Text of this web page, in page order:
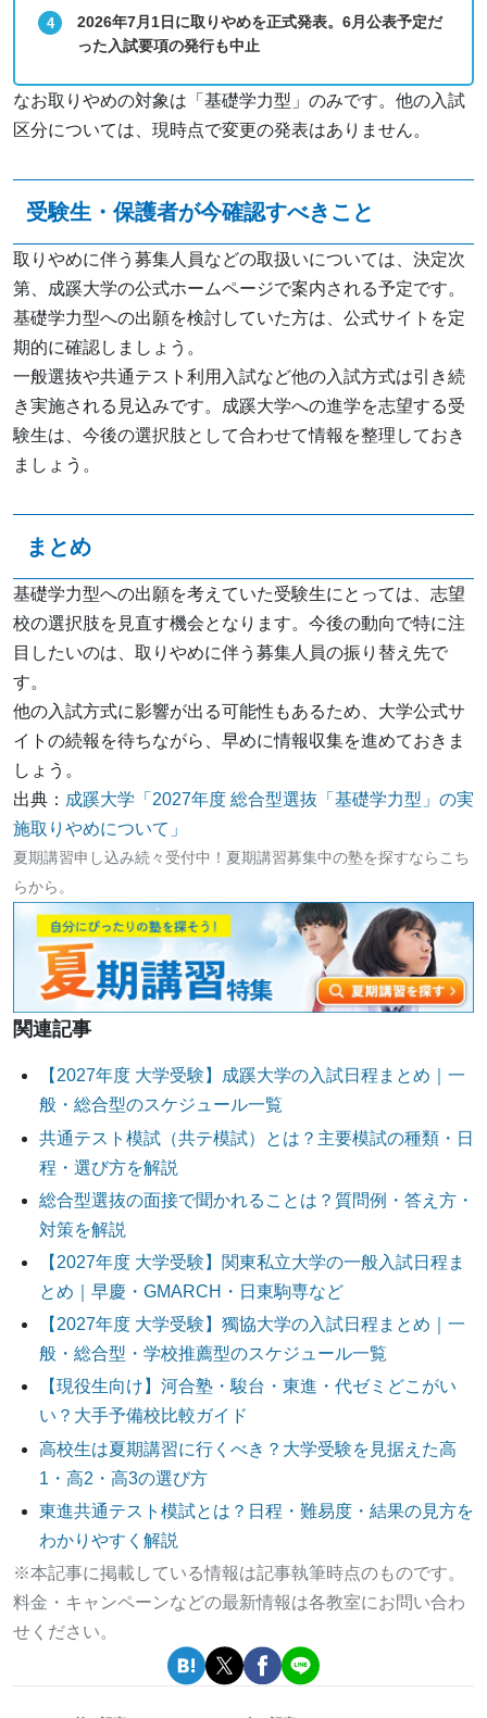
2026年7月1日に取りやめを正式発表。6月公表予定だ
った入試要項の発行も中止
なお取りやめの対象は「基礎学力型」のみです。他の入試
区分については、現時点で変更の発表はありません。
受験生・保護者が今確認すべきこと
取りやめに伴う募集人員などの取扱いについては、決定次
第、成蹊大学の公式ホームページで案内される予定です。
基礎学力型への出願を検討していた方は、公式サイトを定
期的に確認しましょう。
一般選抜や共通テスト利用入試など他の入試方式は引き続
き実施される見込みです。成蹊大学への進学を志望する受
験生は、今後の選択肢として合わせて情報を整理しておき
ましょう。
まとめ
基礎学力型への出願を考えていた受験生にとっては、志望
校の選択肢を見直す機会となります。今後の動向で特に注
目したいのは、取りやめに伴う募集人員の振り替え先で
す。
他の入試方式に影響が出る可能性もあるため、大学公式サ
イトの続報を待ちながら、早めに情報収集を進めておきま
しょう。
出典： 成蹊大学「2027年度 総合型選抜「基礎学力型」の実
施取りやめについて」
夏期講習申し込み続々受付中！夏期講習募集中の塾を探すならこち
らから。
関連記事
【2027年度 大学受験】成蹊大学の入試日程まとめ｜一
般・総合型のスケジュール一覧
共通テスト模試（共テ模試）とは？主要模試の種類・日
程・選び方を解説
総合型選抜の面接で聞かれることは？質問例・答え方・
対策を解説
【2027年度 大学受験】関東私立大学の一般入試日程ま
とめ｜早慶・GMARCH・日東駒専など
【2027年度 大学受験】獨協大学の入試日程まとめ｜一
般・総合型・学校推薦型のスケジュール一覧
【現役生向け】河合塾・駿台・東進・代ゼミどこがい
い？大手予備校比較ガイド
高校生は夏期講習に行くべき？大学受験を見据えた高
1・高2・高3の選び方
東進共通テスト模試とは？日程・難易度・結果の見方を
わかりやすく解説
※本記事に掲載している情報は記事執筆時点のものです。
料金・キャンペーンなどの最新情報は各教室にお問い合わ
せください。